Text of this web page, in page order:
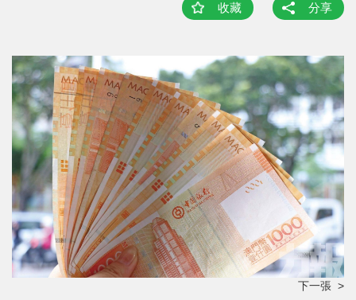
收藏 分享
下一張 >